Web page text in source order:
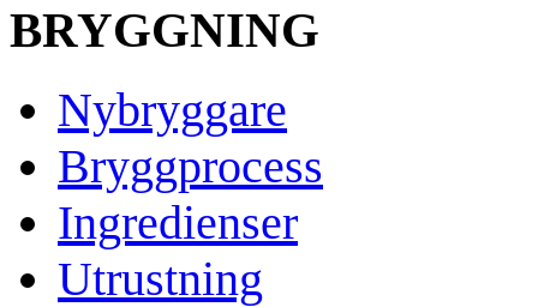
BRYGGNING
Nybryggare
Bryggprocess
Ingredienser
Utrustning